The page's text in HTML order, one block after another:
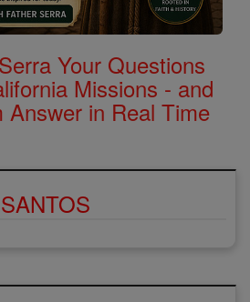
Your Questions
Missions - and
Answer in Real Time
SANTOS